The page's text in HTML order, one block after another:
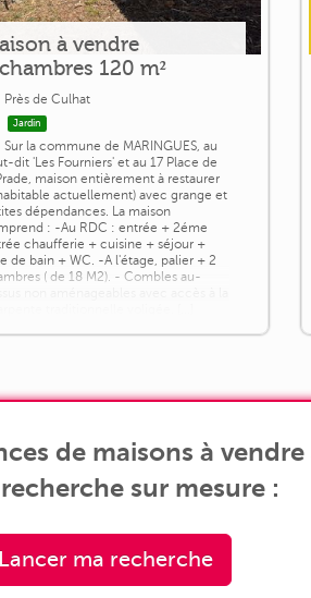
à vendre
120 m²
Près de Culhat
Jardin
Sur la commune de MARINGUES, au
dit 'Les Fourniers' et au 17 Place de
maison entièrement à restaurer
actuellement) avec grange et
dépendances. La maison
: -Au RDC : entrée + 2éme
chaufferie + cuisine + séjour +
de bain + WC. -A l'étage, palier + 2
( de 18 M2). - Combles au-
de maisons à
sur mesure :
Lancer ma recherche